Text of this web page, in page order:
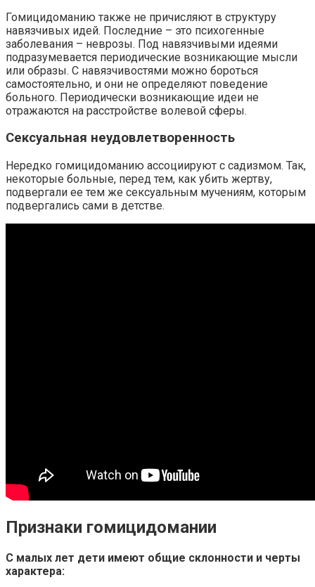
Гомицидоманию также не причисляют в структуру
навязчивых идей. Последние – это психогенные
заболевания – неврозы. Под навязчивыми идеями
подразумевается периодические возникающие мысли
или образы. С навязчивостями можно бороться
самостоятельно, и они не определяют поведение
больного. Периодически возникающие идеи не
отражаются на расстройстве волевой сферы.
Сексуальная неудовлетворенность
Нередко гомицидоманию ассоциируют с садизмом. Так,
некоторые больные, перед тем, как убить жертву,
подвергали ее тем же сексуальным мучениям, которым
подвергались сами в детстве.
Признаки гомицидомании
С малых лет дети имеют общие склонности и черты
характера: